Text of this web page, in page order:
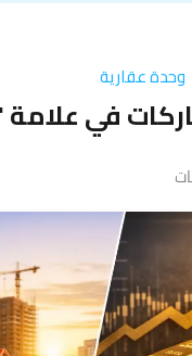
وحدة عقارية
في